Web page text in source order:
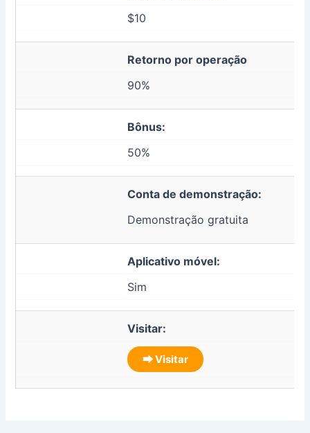
$10
Retorno por operação
90%
Bônus:
50%
Conta de demonstração:
Demonstração gratuita
Aplicativo móvel:
Sim
Visitar:
⮕ Visitar